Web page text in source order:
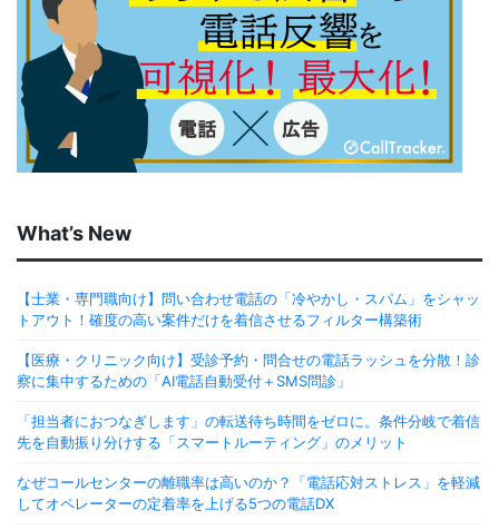
What’s New
【士業・専門職向け】問い合わせ電話の「冷やかし・スパム」をシャッ
トアウト！確度の高い案件だけを着信させるフィルター構築術
【医療・クリニック向け】受診予約・問合せの電話ラッシュを分散！診
察に集中するための「AI電話自動受付＋SMS問診」
「担当者におつなぎします」の転送待ち時間をゼロに。条件分岐で着信
先を自動振り分けする「スマートルーティング」のメリット
なぜコールセンターの離職率は高いのか？「電話応対ストレス」を軽減
してオペレーターの定着率を上げる5つの電話DX